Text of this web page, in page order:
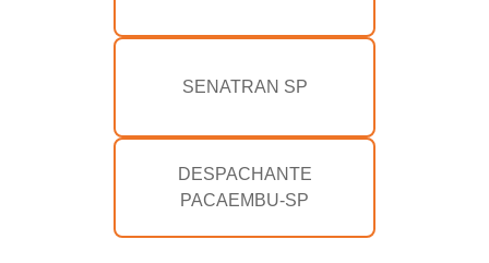
SENATRAN SP
DESPACHANTE
PACAEMBU-SP